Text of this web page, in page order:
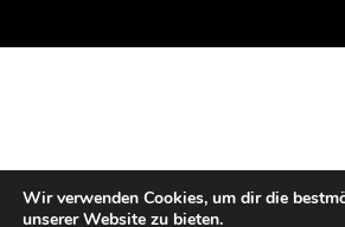
Wir verwenden Cookies, um dir die
unserer Website zu bieten.